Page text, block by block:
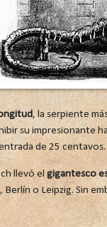
, la serpiente
su impresionante
de 25 centavos.
llevó el gigantesco
o Leipzig. Sin